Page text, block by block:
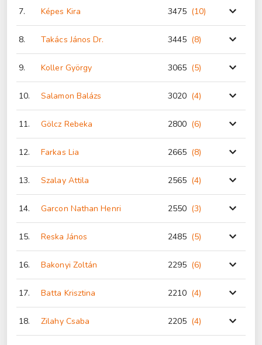
7. Képes Kira 3475 (10)
8. Takács János Dr. 3445 (8)
9. Koller György 3065 (5)
10. Salamon Balázs 3020 (4)
11. Gölcz Rebeka 2800 (6)
12. Farkas Lia 2665 (8)
13. Szalay Attila 2565 (4)
14. Garcon Nathan Henri 2550 (3)
15. Reska János 2485 (5)
16. Bakonyi Zoltán 2295 (6)
17. Batta Krisztina 2210 (4)
18. Zilahy Csaba 2205 (4)